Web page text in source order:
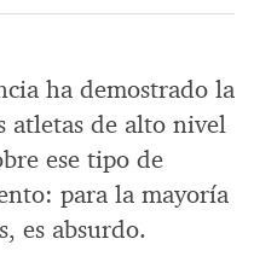
ha demostrado la
atletas de alto nivel
ese tipo de
para la mayoría
es absurdo.